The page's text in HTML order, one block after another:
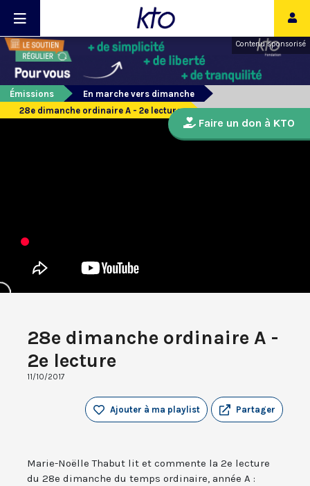
Contenu sponsorisé
Émissions
En marche vers dimanche
28e dimanche ordinaire A - 2e lecture
28e dimanche ordinaire A -
2e lecture
11/10/2017
Partager
Ajouter à ma playlist
Marie-Noëlle Thabut lit et commente la 2e lecture
du 28e dimanche du temps ordinaire, année A :
Faire un don à KTO